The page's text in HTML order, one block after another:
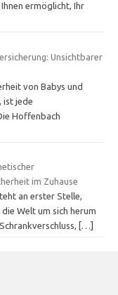
ermöglicht, Ihr
Unsichtbarer
von Babys und
ist jede
Hoffenbach
im Zuhause
an erster Stelle,
Welt um sich herum
[…]